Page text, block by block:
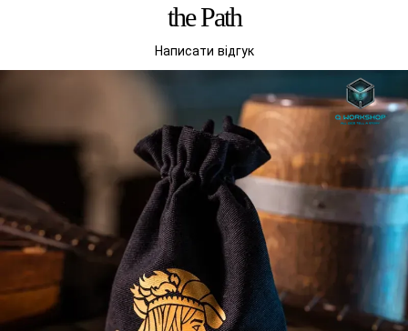
the Path
Написати відгук